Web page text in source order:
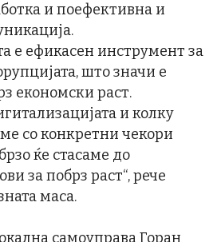
и поефективна и
е ефикасен инструмент за
што значи е
економски раст.
и колку
со конкретни чекори
ќе стасаме до
за побрз раст“, рече
маса.
самоуправа Горан